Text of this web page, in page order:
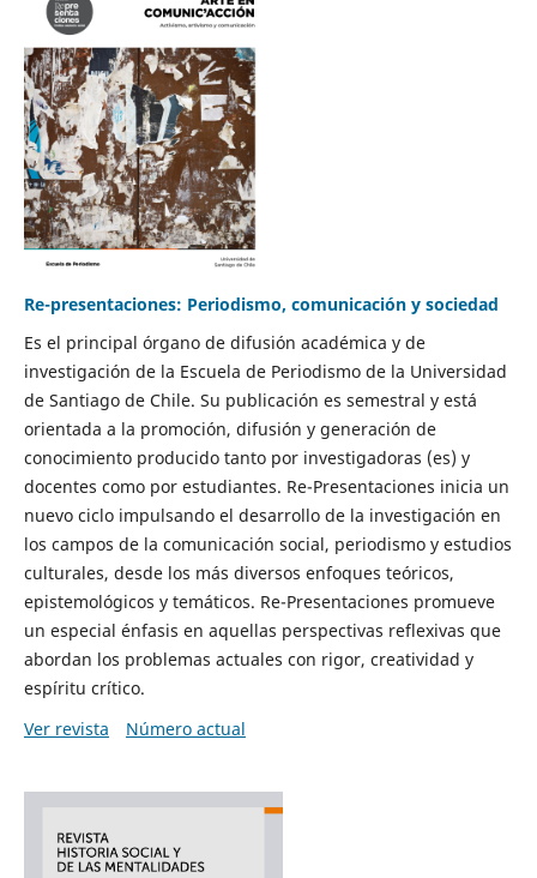
Re-presentaciones: Periodismo, comunicación y sociedad
Es el principal órgano de difusión académica y de
investigación de la Escuela de Periodismo de la Universidad
de Santiago de Chile. Su publicación es semestral y está
orientada a la promoción, difusión y generación de
conocimiento producido tanto por investigadoras (es) y
docentes como por estudiantes. Re-Presentaciones inicia un
nuevo ciclo impulsando el desarrollo de la investigación en
los campos de la comunicación social, periodismo y estudios
culturales, desde los más diversos enfoques teóricos,
epistemológicos y temáticos. Re-Presentaciones promueve
un especial énfasis en aquellas perspectivas reflexivas que
abordan los problemas actuales con rigor, creatividad y
espíritu crítico.
Ver revista
Número actual